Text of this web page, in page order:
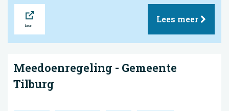
Lees meer
Meedoenregeling - Gemeente
Tilburg